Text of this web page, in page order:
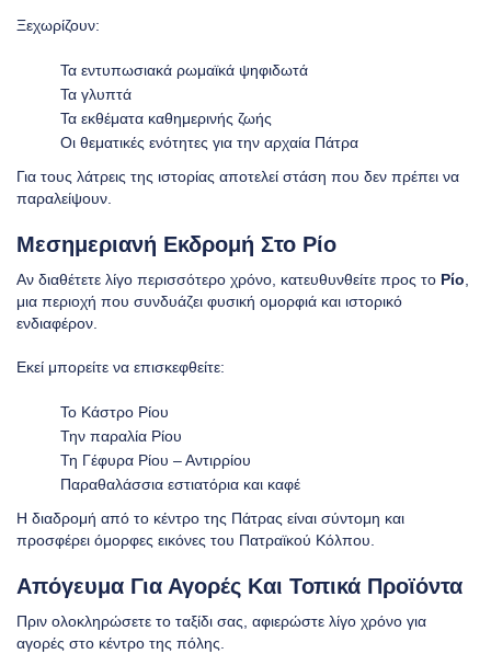
Ξεχωρίζουν:
Τα εντυπωσιακά ρωμαϊκά ψηφιδωτά
Τα γλυπτά
Τα εκθέματα καθημερινής ζωής
Οι θεματικές ενότητες για την αρχαία Πάτρα
Για τους λάτρεις της ιστορίας αποτελεί στάση που δεν πρέπει να
παραλείψουν.
Μεσημεριανή Εκδρομή Στο Ρίο
Αν διαθέτετε λίγο περισσότερο χρόνο, κατευθυνθείτε προς το Ρίο
μια περιοχή που συνδυάζει φυσική ομορφιά και ιστορικό
ενδιαφέρον.
Εκεί μπορείτε να επισκεφθείτε:
Το Κάστρο Ρίου
Την παραλία Ρίου
Τη Γέφυρα Ρίου – Αντιρρίου
Παραθαλάσσια εστιατόρια και καφέ
Η διαδρομή από το κέντρο της Πάτρας είναι σύντομη και
προσφέρει όμορφες εικόνες του Πατραϊκού Κόλπου.
Απόγευμα Για Αγορές Και Τοπικά Προϊόντα
Πριν ολοκληρώσετε το ταξίδι σας, αφιερώστε λίγο χρόνο για
αγορές στο κέντρο της πόλης.